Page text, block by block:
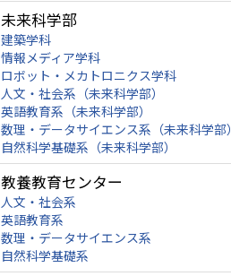
未来科学部
建築学科
情報メディア学科
ロボット・メカトロニクス学科
人文・社会系（未来科学部）
英語教育系（未来科学部）
数理・データサイエンス系（未来科学部）
自然科学基礎系（未来科学部）
教養教育センター
人文・社会系
英語教育系
数理・データサイエンス系
自然科学基礎系